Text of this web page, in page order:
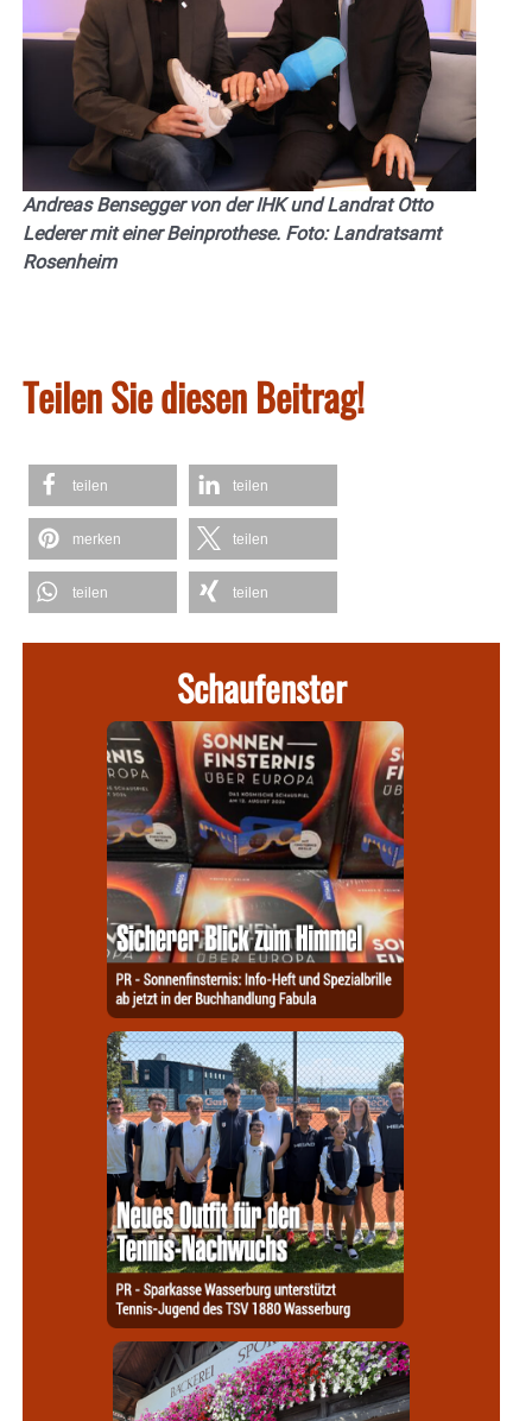
Andreas Bensegger von der IHK und Landrat Otto
Lederer mit einer Beinprothese. Foto: Landratsamt
Rosenheim
Teilen Sie diesen Beitrag!
teilen teilen
merken teilen
teilen teilen
Schaufenster